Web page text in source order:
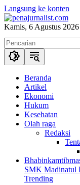
Langsung ke konten
Kamis, 6 Agustus 2026
Beranda
Artikel
Ekonomi
Hukum
Kesehatan
Olah raga
Redaksi
SMK Madinatul
Trending